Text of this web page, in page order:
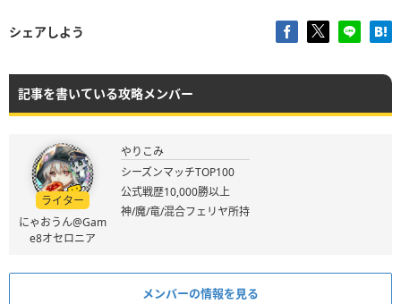
シェアしよう
記事を書いている攻略メンバー
ライター
にゃおうん@Gam
e8オセロニア
やりこみ
シーズンマッチTOP100
公式戦歴10,000勝以上
神/魔/竜/混合フェリヤ所持
メンバーの情報を見る